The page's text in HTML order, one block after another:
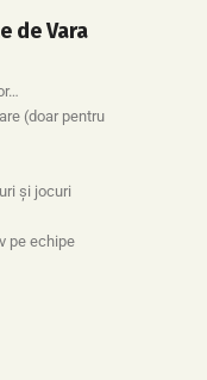
de Vara
(doar pentru
și jocuri
pe echipe